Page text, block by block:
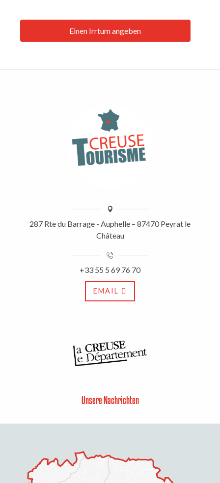
Einen Irrtum angeben
287 Rte du Barrage - Auphelle – 87470 Peyrat le
Château
+33 55 5 69 76 70
EMAIL
Unsere Nachrichten